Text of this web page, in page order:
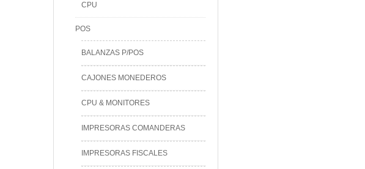
CPU
POS
BALANZAS P/POS
CAJONES MONEDEROS
CPU & MONITORES
IMPRESORAS COMANDERAS
IMPRESORAS FISCALES